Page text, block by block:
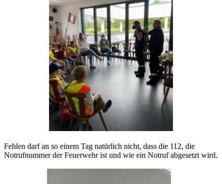
Fehlen darf an so einem Tag natürlich nicht, dass die 112, die
Notrufnummer der Feuerwehr ist und wie ein Notruf abgesetzt wird.